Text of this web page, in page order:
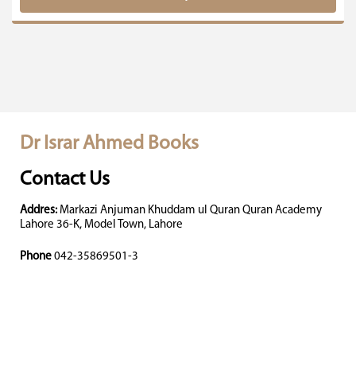
Dr Israr Ahmed Books
Contact Us
Addres: Markazi Anjuman Khuddam ul Quran Quran Academy
Lahore 36-K, Model Town, Lahore
Phone 042-35869501-3